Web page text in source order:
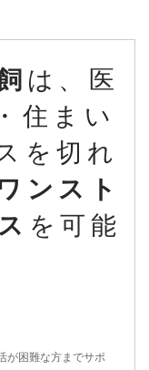
は、医
住まい
を切れ
ンスト
を可能
が困難な方までサポ